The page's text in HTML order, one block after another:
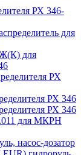
РХ 346-
для
для
РХ
РХ 346
РХ 346
для МКРН
насос-дозатор